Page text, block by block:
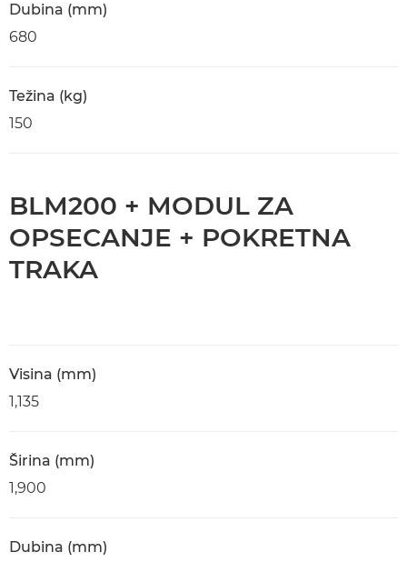
Dubina (mm)
680
Težina (kg)
150
BLM200 + MODUL ZA
OPSECANJE + POKRETNA
TRAKA
Visina (mm)
1,135
Širina (mm)
1,900
Dubina (mm)